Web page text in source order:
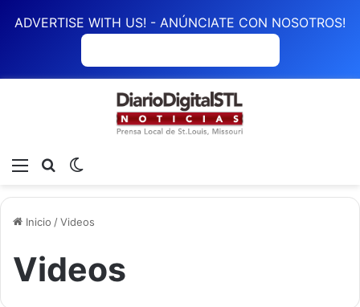
ADVERTISE WITH US! - ANÚNCIATE CON NOSOTROS!
Menú Buscar
Inicio /Videos
Videos